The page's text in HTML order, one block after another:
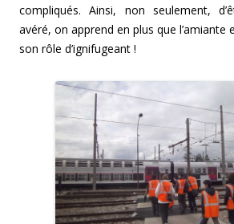
compliqués. Ainsi, non seulement,
avéré, on apprend en plus que l’amiante
son rôle d’ignifugeant !